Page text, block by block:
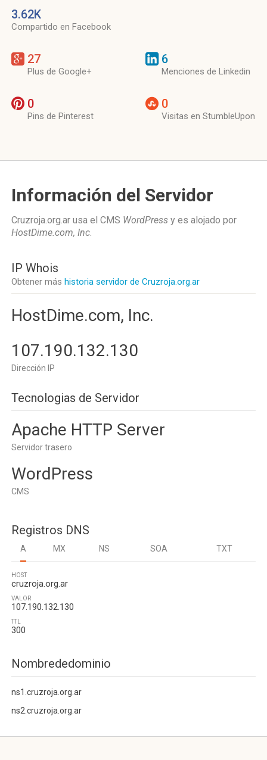
3.62K
Compartido en Facebook
27
Plus de Google+
6
Menciones de Linkedin
0
Pins de Pinterest
0
Visitas en StumbleUpon
Información del Servidor
Cruzroja.org.ar usa el CMS WordPress y es alojado por
HostDime.com, Inc.
IP Whois
Obtener más historia servidor de Cruzroja.org.ar
HostDime.com, Inc.
107.190.132.130
Dirección IP
Tecnologias de Servidor
Apache HTTP Server
Servidor trasero
WordPress
CMS
Registros DNS
A MX NS SOA TXT
HOST
cruzroja.org.ar
VALOR
107.190.132.130
TTL
300
Nombrededominio
ns1.cruzroja.org.ar
ns2.cruzroja.org.ar